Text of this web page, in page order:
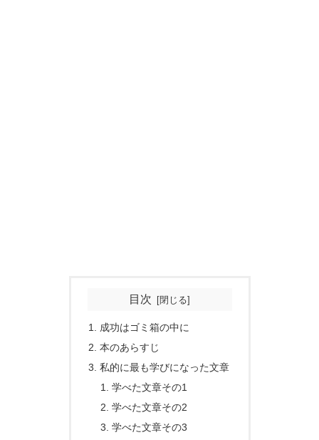
目次
成功はゴミ箱の中に
本のあらすじ
私的に最も学びになった文章
学べた文章その1
学べた文章その2
学べた文章その3